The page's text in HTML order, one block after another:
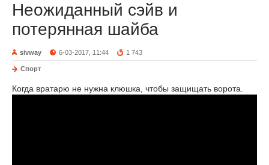
Неожиданный сэйв и
потерянная шайба
sivway 6-03-2017, 11:44 1 743
Спорт
Когда вратарю не нужна клюшка, чтобы защищать ворота.